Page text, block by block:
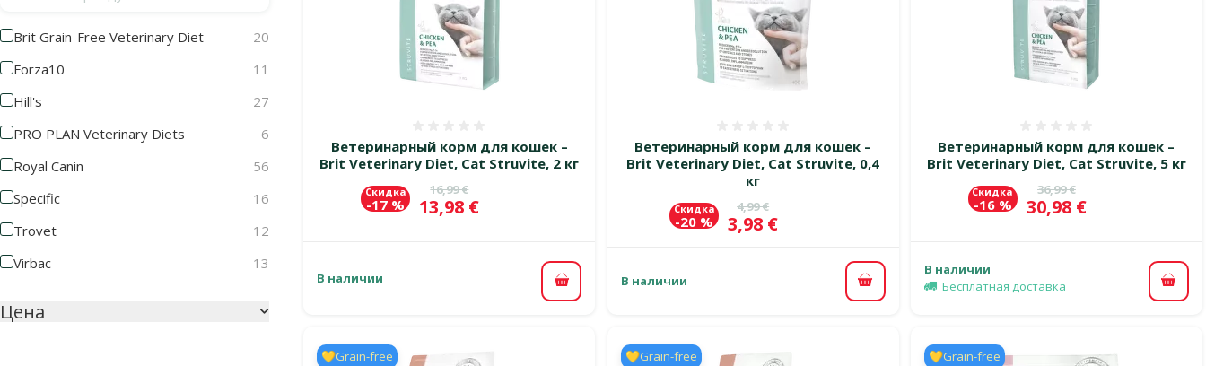
Brit Grain-Free Veterinary Diet
20
Forza10
11
Hill's
27
PRO PLAN Veterinary Diets
6
Royal Canin
56
Specific
16
Trovet
12
Virbac
13
Цена
Ветеринарный корм для кошек –
Brit Veterinary Diet, Cat Struvite, 2 кг
Исходная цена
16,99 €
Цена
13,98 €
Скидка
-17 %
В наличии
В корзину
Ветеринарный корм для кошек –
Brit Veterinary Diet, Cat Struvite, 0,4
кг
Исходная цена
4,99 €
Цена
3,98 €
Скидка
-20 %
В наличии В корзину
Ветеринарный корм для кошек –
Brit Veterinary Diet, Cat Struvite, 5 кг
Исходная цена
36,99 €
Цена
30,98 €
Скидка
-16 %
В наличии
Бесплатная доставка
В
💛Grain-free
💛Grain-free
💛Grain-free